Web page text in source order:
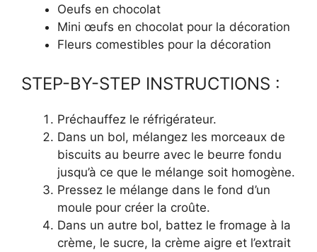
Oeufs en chocolat
Mini œufs en chocolat pour la décoration
Fleurs comestibles pour la décoration
STEP-BY-STEP INSTRUCTIONS :
Préchauffez le réfrigérateur.
Dans un bol, mélangez les morceaux de
biscuits au beurre avec le beurre fondu
jusqu’à ce que le mélange soit homogène.
Pressez le mélange dans le fond d’un
moule pour créer la croûte.
Dans un autre bol, battez le fromage à la
crème, le sucre, la crème aigre et l’extrait